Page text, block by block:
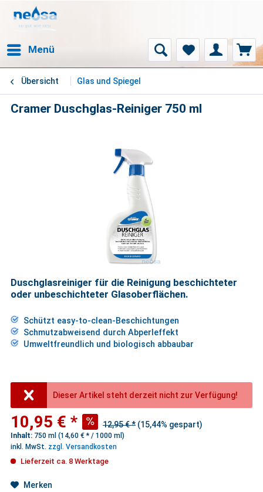
Menü
Übersicht Glas und Spiegel
Cramer Duschglas-Reiniger 750 ml
Duschglasreiniger für die Reinigung beschichteter
oder unbeschichteter Glasoberflächen.
Schützt easy-to-clean-Beschichtungen
Schmutzabweisend durch Abperleffekt
Umweltfreundlich und biologisch abbaubar
Dieser Artikel steht derzeit nicht zur Verfügung!
10,95 € * 12,95 € * (15,44% gespart)
Inhalt: 750 ml (14,60 € * / 1000 ml)
inkl. MwSt. zzgl. Versandkosten
Lieferzeit ca. 8 Werktage
Merken